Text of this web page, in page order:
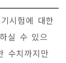
시험에 대한
실 수 있으
수치까지만